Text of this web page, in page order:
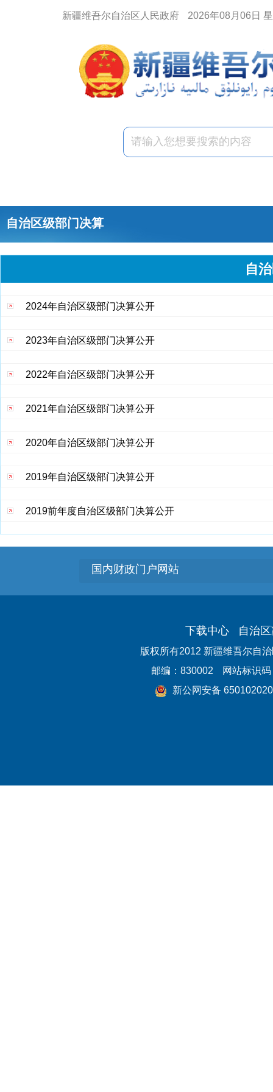
新疆维吾尔自治区人民政府 2026年08月06日
自治区级部门决算
自
2024年自治区级部门决算公开
2023年自治区级部门决算公开
2022年自治区级部门决算公开
2021年自治区级部门决算公开
2020年自治区级部门决算公开
2019年自治区级部门决算公开
2019前年度自治区级部门决算公开
国内财政门户网站
下载中心 自治
版权所有2012 新疆维吾尔自
邮编：830002
网站标识
新公网安备